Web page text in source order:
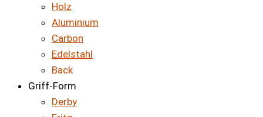
Holz
Aluminium
Carbon
Edelstahl
Back
Griff-Form
Derby